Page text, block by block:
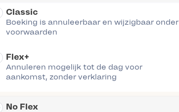
Classic
Boeking is annuleerbaar en wijzigbaar onder
voorwaarden
Flex+
Annuleren mogelijk tot de dag voor
aankomst, zonder verklaring
No Flex